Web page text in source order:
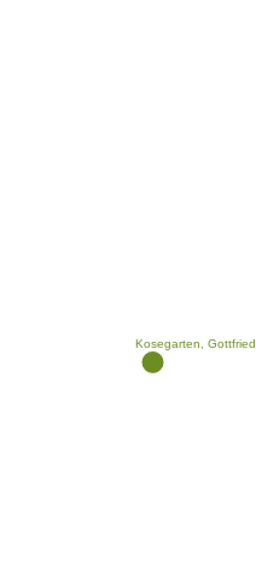
Kosegarten, Gottfried